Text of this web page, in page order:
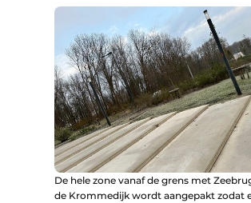
De hele zone vanaf de grens met
de Krommedijk wordt aangepakt zodat